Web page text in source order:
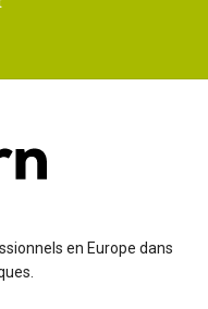
en Europe dans